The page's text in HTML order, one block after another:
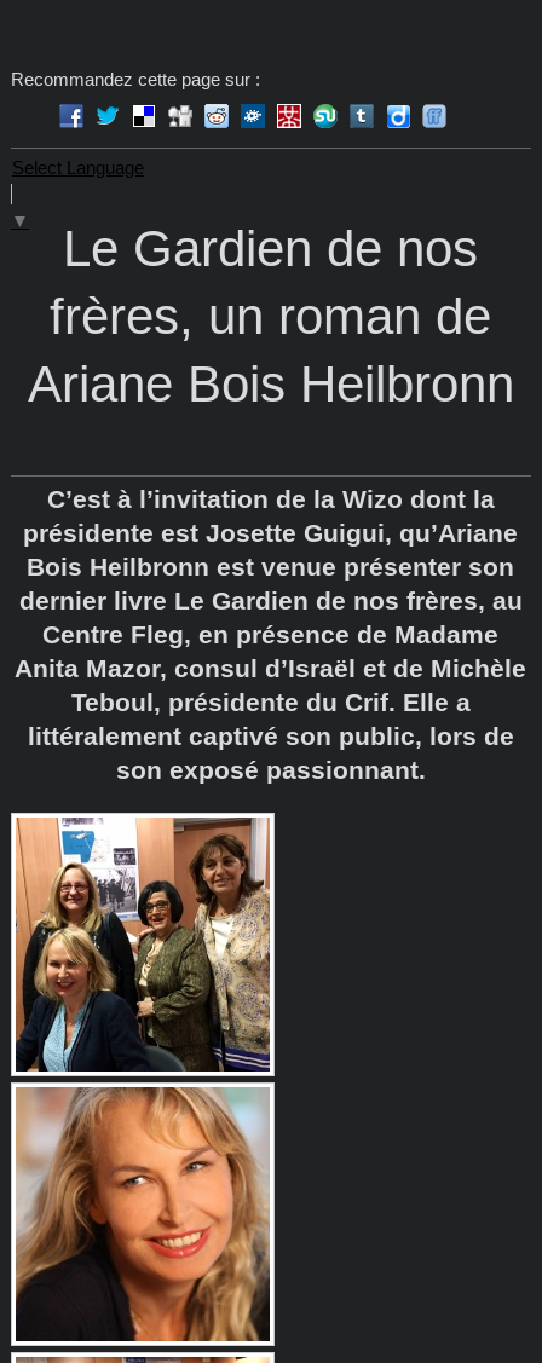
Recommandez cette page sur :
Select Language
▼
Le Gardien de nos
frères, un roman de
Ariane Bois Heilbronn
C’est à l’invitation de la Wizo dont la
présidente est Josette Guigui, qu’Ariane
Bois Heilbronn est venue présenter son
dernier livre Le Gardien de nos frères, au
Centre Fleg, en présence de Madame
Anita Mazor, consul d’Israël et de Michèle
Teboul, présidente du Crif. Elle a
littéralement captivé son public, lors de
son exposé passionnant.